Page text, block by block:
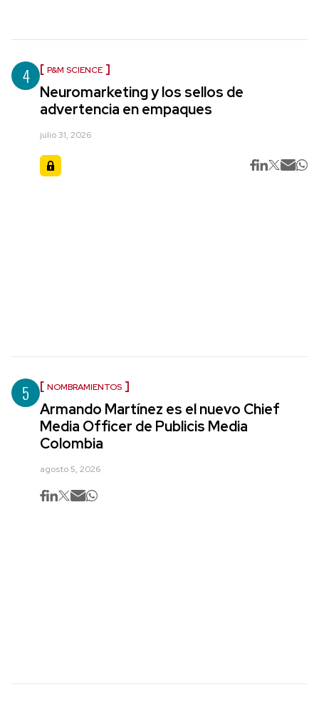
4 P&M SCIENCE
Neuromarketing y los sellos de
advertencia en empaques
julio 31, 2026
5 NOMBRAMIENTOS
Armando Martínez es el nuevo Chief
Media Officer de Publicis Media
Colombia
agosto 5, 2026